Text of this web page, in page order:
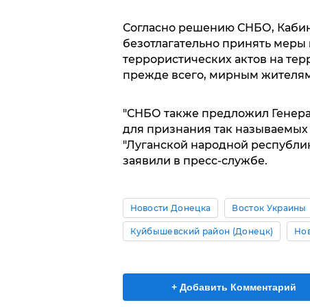
Согласно решению СНБО,
безотлагательно принять
террористических актов на
прежде всего, мирным
"СНБО также предложил
для признания так
"Луганской народной
заявили в пресс-службе.
Новости Донецка Восток Украины
Куйбышевский район (Донецк)
+ Добавить Комментарий